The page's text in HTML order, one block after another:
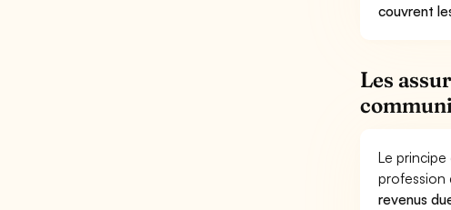
couvrent
Les
Le
profession
revenus